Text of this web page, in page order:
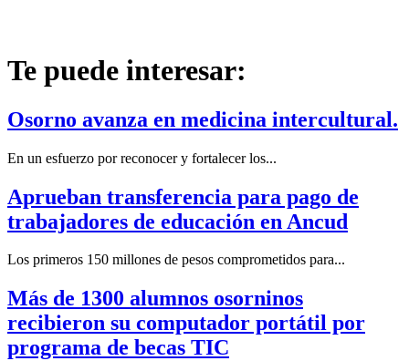
Te puede interesar:
Osorno avanza en medicina intercultural.
En un esfuerzo por reconocer y fortalecer los...
Aprueban transferencia para pago de
trabajadores de educación en Ancud
Los primeros 150 millones de pesos comprometidos para...
Más de 1300 alumnos osorninos
recibieron su computador portátil por
programa de becas TIC